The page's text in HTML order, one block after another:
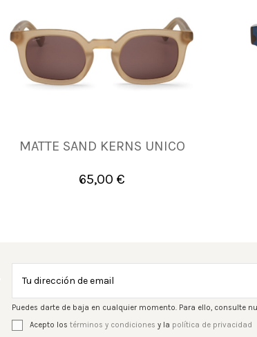
MATTE SAND KERNS UNICO
65,00 €
UNICA
Añadir al carrito
Puedes darte de baja en cualquier momento. Para ello, consulte
Acepto los términos y condiciones y la política de privacidad